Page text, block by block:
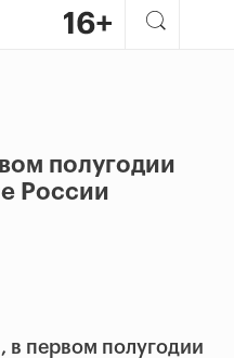
полугодии
России
в первом полугодии